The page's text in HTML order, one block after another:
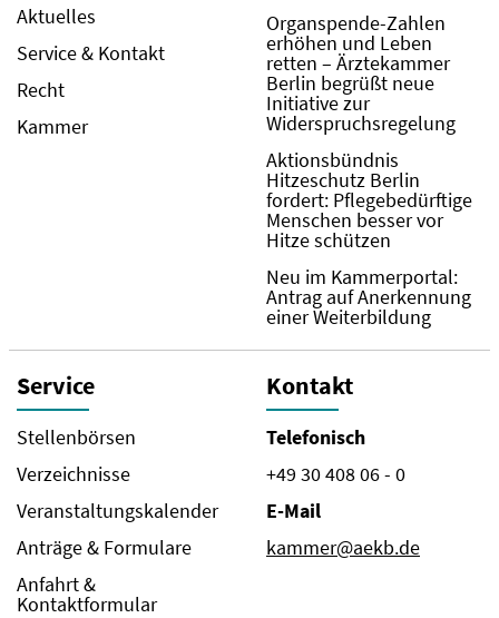
Aktuelles
Service & Kontakt
Recht
Kammer
Organspende-Zahlen
erhöhen und Leben
retten – Ärztekammer
Berlin begrüßt neue
Initiative zur
Widerspruchsregelung
Aktionsbündnis
Hitzeschutz Berlin
fordert: Pflegebedürftige
Menschen besser vor
Hitze schützen
Neu im Kammerportal:
Antrag auf Anerkennung
einer Weiterbildung
Service
Stellenbörsen
Verzeichnisse
Veranstaltungskalender
Anträge & Formulare
Anfahrt &
Kontaktformular
Kontakt
Telefonisch
+49 30 408 06 - 0
E-Mail
kammer@aekb.de